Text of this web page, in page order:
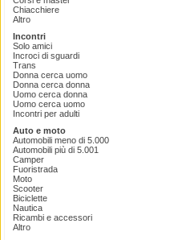
Chiacchiere
Altro
Incontri
Solo amici
Incroci di sguardi
Trans
Donna cerca uomo
Donna cerca donna
Uomo cerca donna
Uomo cerca uomo
Incontri per adulti
Auto e moto
Automobili meno di 5.000
Automobili più di 5.001
Camper
Fuoristrada
Moto
Scooter
Biciclette
Nautica
Ricambi e accessori
Altro